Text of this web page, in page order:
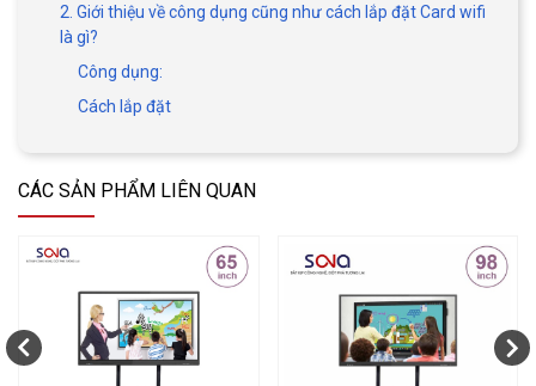
2. Giới thiệu về công dụng cũng như cách lắp đặt Card wifi
là gì?
Công dụng:
Cách lắp đặt
CÁC SẢN PHẨM LIÊN QUAN